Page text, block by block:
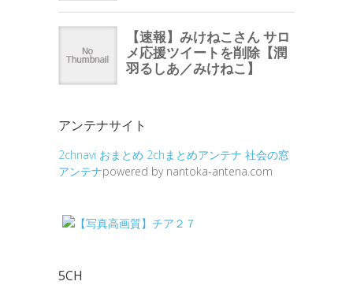
アンテナサイト
2chnavi おまとめ 2chまとめアンテナ 社会の窓
アンテナpowered by nantoka-antena.com
5CH